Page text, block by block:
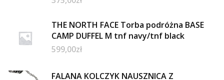
THE NORTH FACE Torba podróżna BASE
CAMP DUFFEL M tnf navy/tnf black
599,00zł
FALANA KOLCZYK NAUSZNICA Z